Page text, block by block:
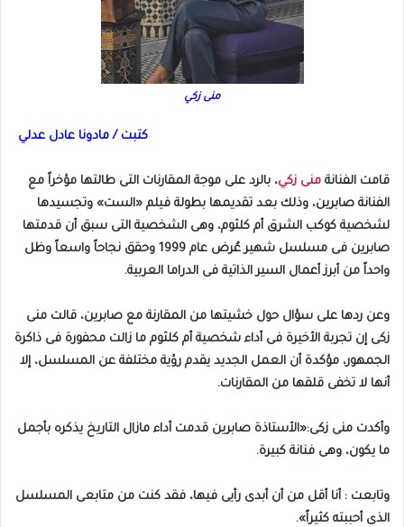
منى زكي
كتبت / مادونا عادل عدلي
قامت الفنانة منى زكي، بالرد على موجة المقارنات التى طالتها مؤخراً مع
الفنانة صابرين، وذلك بعد تقديمها بطولة فيلم «الست» وتجسيدها
لشخصية كوكب الشرق أم كلثوم، وهى الشخصية التى سبق أن قدمتها
صابرين فى مسلسل شهير عُرض عام 1999 وحقق نجاحاً واسعاً وظل
واحداً من أبرز أعمال السير الذاتية فى الدراما العربية.
وعن ردها على سؤال حول خشيتها من المقارنة مع صابرين، قالت منى
زكى إن تجربة الأخيرة فى أداء شخصية أم كلثوم ما زالت محفورة فى ذاكرة
الجمهور، مؤكدة أن العمل الجديد يقدم رؤية مختلفة عن المسلسل، إلا
أنها لا تخفى قلقها من المقارنات.
وأكدت منى زكى:«الأستاذة صابرين قدمت أداء مازال التاريخ يذكره بأجمل
ما يكون، وهى فنانة كبيرة.
وتابعت : أنا أقل من أن أبدى رأيى فيها، فقد كنت من متابعى المسلسل
الذى أحببته كثيراً».